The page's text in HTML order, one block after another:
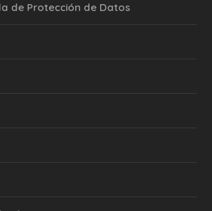
de Protección de Datos